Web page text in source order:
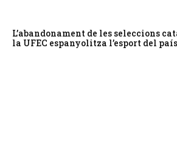
L’abandonament de les seleccions
la UFEC espanyolitza l’esport del país